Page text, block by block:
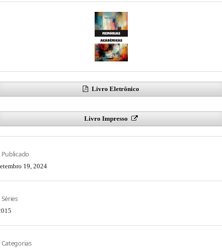
Livro Eletrônico
Livro Impresso
Publicado
19, 2024
Séries
Categorias